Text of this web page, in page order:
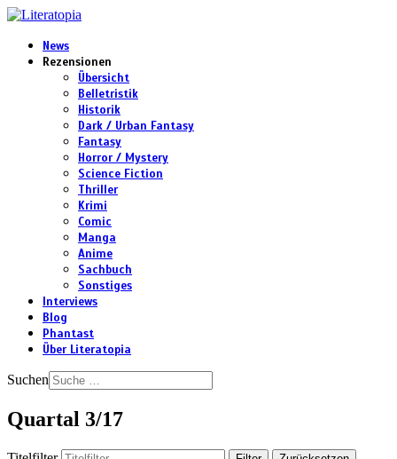
News
Rezensionen
Übersicht
Belletristik
Historik
Dark / Urban Fantasy
Fantasy
Horror / Mystery
Science Fiction
Thriller
Krimi
Comic
Manga
Anime
Sachbuch
Sonstiges
Interviews
Blog
Phantast
Über Literatopia
Suchen
Quartal 3/17